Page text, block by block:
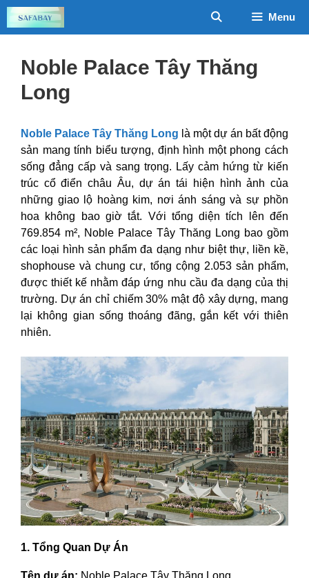
Chuyển
đến
nội
Menu
Noble Palace Tây Thăng
Long
Noble Palace Tây Thăng Long là một dự án bất động
sản mang tính biểu tượng, định hình một phong cách
sống đẳng cấp và sang trọng. Lấy cảm hứng từ kiến
trúc cổ điển châu Âu, dự án tái hiện hình ảnh của
những giao lộ hoàng kim, nơi ánh sáng và sự phồn
hoa không bao giờ tắt. Với tổng diện tích lên đến
769.854 m², Noble Palace Tây Thăng Long bao gồm
các loại hình sản phẩm đa dạng như biệt thự, liền kề,
shophouse và chung cư, tổng cộng 2.053 sản phẩm,
được thiết kế nhằm đáp ứng nhu cầu đa dạng của thị
trường. Dự án chỉ chiếm 30% mật độ xây dựng, mang
lại không gian sống thoáng đãng, gắn kết với thiên
nhiên.
1. Tổng Quan Dự Án
Tên dự án: Noble Palace Tây Thăng Long